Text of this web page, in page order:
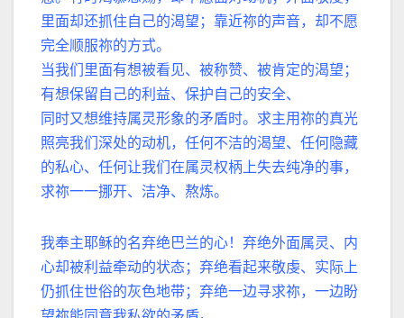
里面却还抓住自己的渴望；靠近祢的声音，却不愿
完全顺服祢的方式。
当我们里面有想被看见、被称赞、被肯定的渴望；
有想保留自己的利益、保护自己的安全、
同时又想维持属灵形象的矛盾时。求主用祢的真光
照亮我们深处的动机，任何不洁的渴望、任何隐藏
的私心、任何让我们在属灵权柄上失去纯净的事，
求祢一一挪开、洁净、熬炼。
我奉主耶稣的名弃绝巴兰的心！弃绝外面属灵、内
心却被利益牵动的状态；弃绝看起来敬虔、实际上
仍抓住世俗的灰色地带；弃绝一边寻求祢，一边盼